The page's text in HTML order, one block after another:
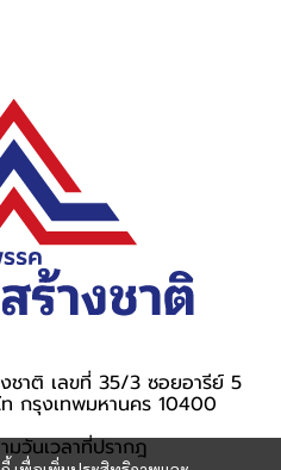
ชาติ เลขที่ 35/3 ซอยอารีย์ 5
กรุงเทพมหานคร 10400
วันเวลาที่ปรากฎ